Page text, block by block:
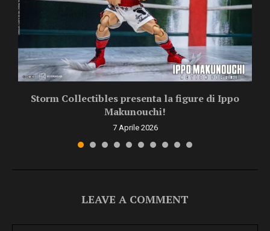
Storm Collectibles presenta la figure di Ippo
Makunouchi!
7 Aprile 2026
LEAVE A COMMENT